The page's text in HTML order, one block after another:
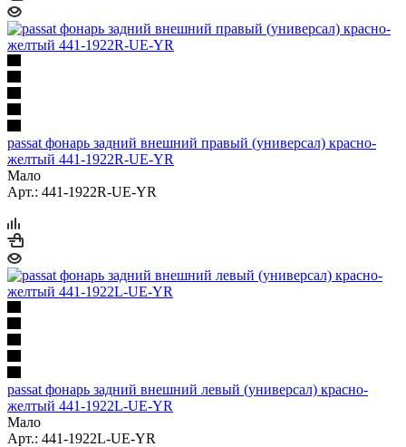
passat фонарь задний внешний правый (универсал) красно-
желтый 441-1922R-UE-YR
Мало
Арт.: 441-1922R-UE-YR
passat фонарь задний внешний левый (универсал) красно-
желтый 441-1922L-UE-YR
Мало
Арт.: 441-1922L-UE-YR